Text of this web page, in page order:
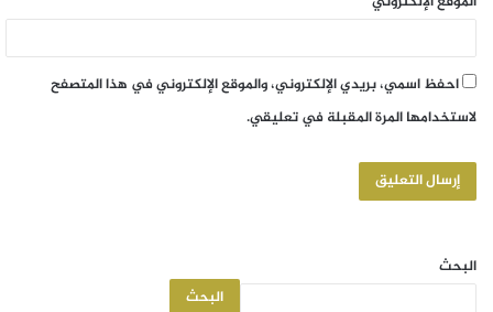
احفظ اسمي، بريدي الإلكتروني، والموقع الإلكتروني في هذا المتصفح
لاستخدامها المرة المقبلة في تعليقي.
البحث
البحث